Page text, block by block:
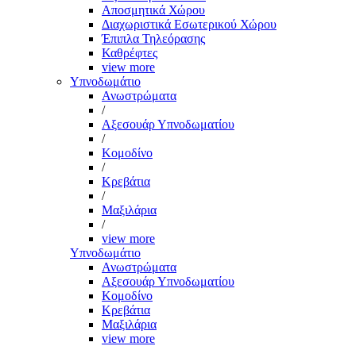
Αποσμητικά Χώρου
Διαχωριστικά Εσωτερικού Χώρου
Έπιπλα Τηλεόρασης
Καθρέφτες
view more
Υπνοδωμάτιο
Ανωστρώματα
/
Αξεσουάρ Υπνοδωματίου
/
Κομοδίνο
/
Κρεβάτια
/
Μαξιλάρια
/
view more
Υπνοδωμάτιο
Ανωστρώματα
Αξεσουάρ Υπνοδωματίου
Κομοδίνο
Κρεβάτια
Μαξιλάρια
view more